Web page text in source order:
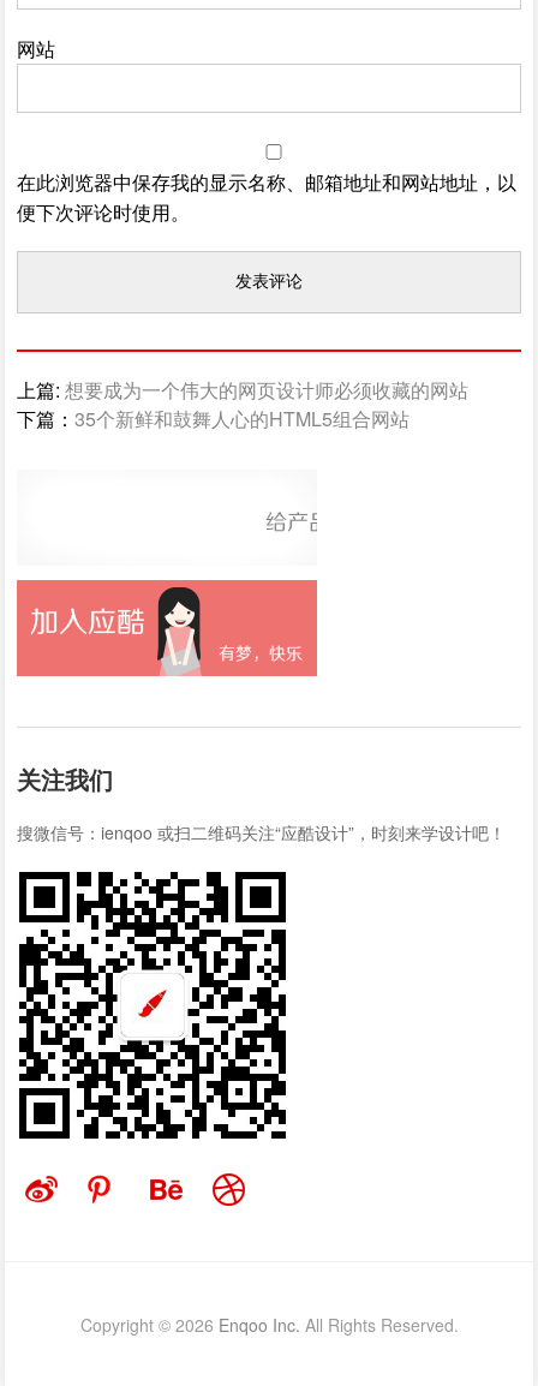
网站
在此浏览器中保存我的显示名称、邮箱地址和网站地址，以
便下次评论时使用。
上篇:想要成为一个伟大的网页设计师必须收藏的网站
下篇：35个新鲜和鼓舞人心的HTML5组合网站
关注我们
搜微信号：ienqoo 或扫二维码关注“应酷设计”，时刻来学设计吧！
Copyright © 2026 Enqoo Inc. All Rights Reserved.